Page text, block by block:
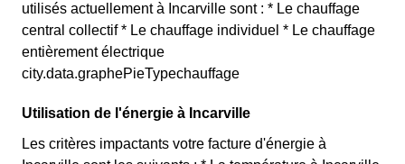
utilisés actuellement à Incarville sont : * Le chauffage
central collectif * Le chauffage individuel * Le chauffage
entièrement électrique
city.data.graphePieTypechauffage
Utilisation de l'énergie à Incarville
Les critères impactants votre facture d'énergie à